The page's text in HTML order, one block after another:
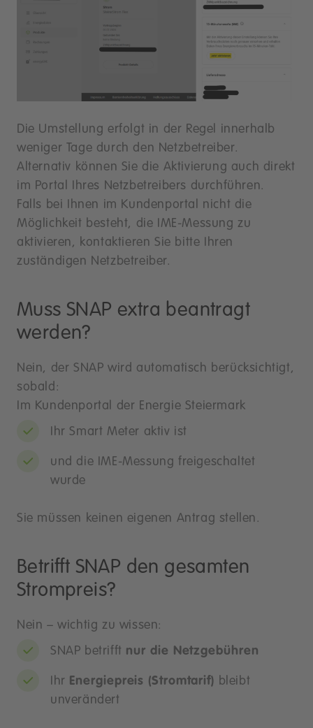
Die Umstellung erfolgt in der Regel innerhalb
weniger Tage durch den Netzbetreiber.
Alternativ können Sie die Aktivierung auch direkt
im Portal Ihres Netzbetreibers durchführen.
Falls bei Ihnen im Kundenportal nicht die
Möglichkeit besteht, die IME-Messung zu
aktivieren, kontaktieren Sie bitte Ihren
zuständigen Netzbetreiber.
Muss SNAP extra beantragt
werden?
Nein, der SNAP wird automatisch berücksichtigt,
sobald:
Im Kundenportal der Energie Steiermark
Ihr Smart Meter aktiv ist
und die IME-Messung freigeschaltet
wurde
Sie müssen keinen eigenen Antrag stellen.
Betrifft SNAP den gesamten
Strompreis?
Nein – wichtig zu wissen:
SNAP betrifft nur die Netzgebühren
Ihr Energiepreis (Stromtarif) bleibt
unverändert